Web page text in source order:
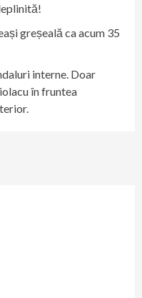
greșeală ca acum 35
interne. Doar
în fruntea